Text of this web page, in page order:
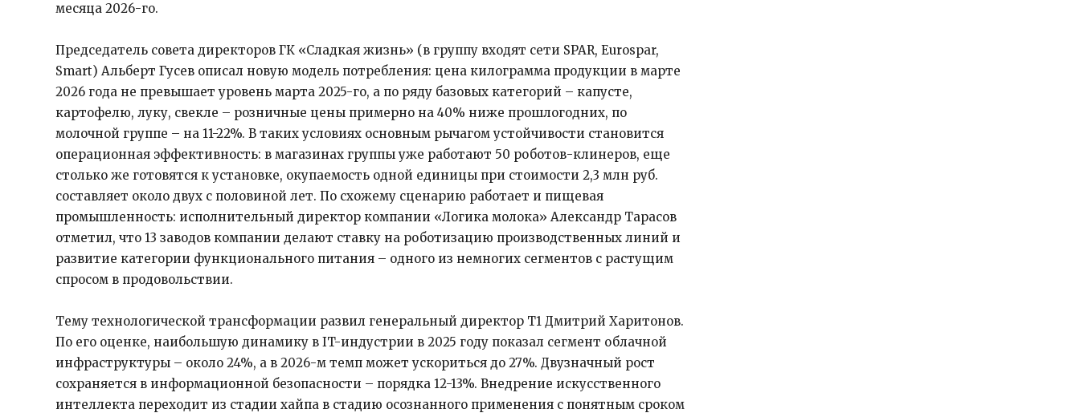
месяца 2026-го.
Председатель совета директоров ГК «Сладкая жизнь» (в группу входят сети SPAR, Eurospar,
Smart) Альберт Гусев описал новую модель потребления: цена килограмма продукции в марте
2026 года не превышает уровень марта 2025-го, а по ряду базовых категорий – капусте,
картофелю, луку, свекле – розничные цены примерно на 40% ниже прошлогодних, по
молочной группе – на 11-22%. В таких условиях основным рычагом устойчивости становится
операционная эффективность: в магазинах группы уже работают 50 роботов-клинеров, еще
столько же готовятся к установке, окупаемость одной единицы при стоимости 2,3 млн руб.
составляет около двух с половиной лет. По схожему сценарию работает и пищевая
промышленность: исполнительный директор компании «Логика молока» Александр Тарасов
отметил, что 13 заводов компании делают ставку на роботизацию производственных линий и
развитие категории функционального питания – одного из немногих сегментов с растущим
спросом в продовольствии.
Тему технологической трансформации развил генеральный директор Т1 Дмитрий Харитонов.
По его оценке, наибольшую динамику в IT-индустрии в 2025 году показал сегмент облачной
инфраструктуры – около 24%, а в 2026-м темп может ускориться до 27%. Двузначный рост
сохраняется в информационной безопасности – порядка 12-13%. Внедрение искусственного
интеллекта переходит из стадии хайпа в стадию осознанного применения с понятным сроком